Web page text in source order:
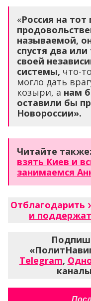
«Россия на
называемой,
спустя два
своей
системы, что-
могло дать
козыри, а нам
оставили бы
Новороссии».
Читайте также:
взять Киев и
занимаемся
Отблагодарить
и
Telegram,
каналы